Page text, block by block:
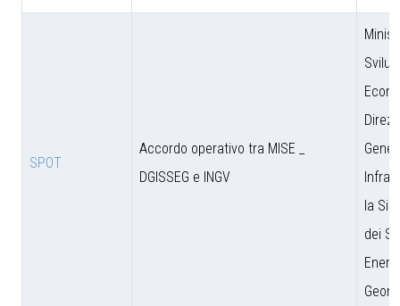
SPOT
Accordo operativo tra MISE _
DGISSEG e INGV
la
dei